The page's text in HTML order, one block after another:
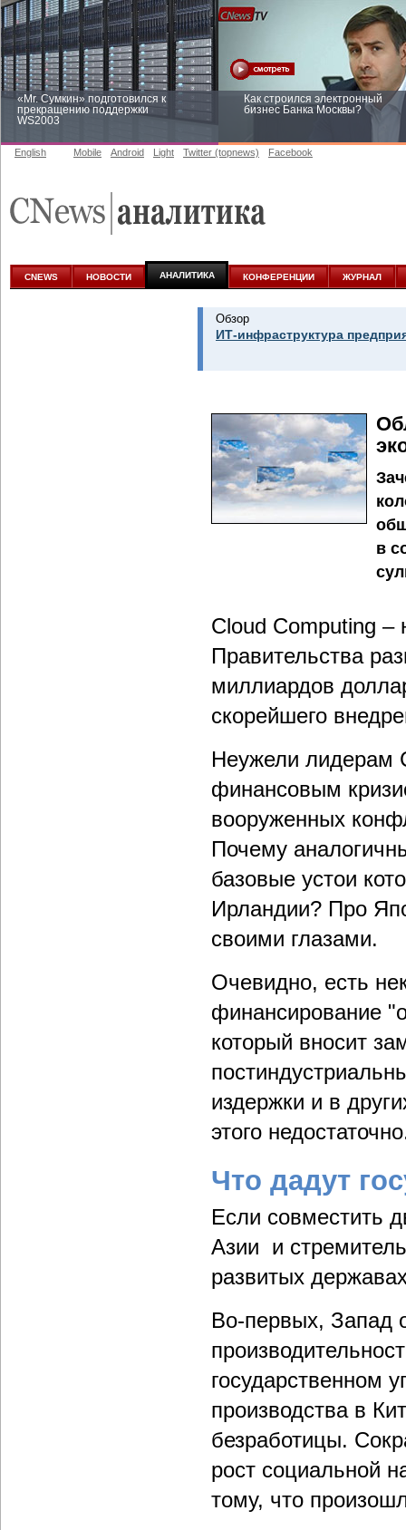
«Mr. Сумкин» подготовился к
прекращению поддержки
WS2003
Как строился электронный
бизнес Банка Москвы?
аналитике
English Mobile Android Light Twitter (topnews) Facebook
CNEWS НОВОСТИ АНАЛИТИКА КОНФЕРЕНЦИИ ЖУРНАЛ
Обзор
ИТ-инфраструктура
в
Cloud Computing –
Правительства
миллиардов
скорейшего
Неужели лидерам
финансовым
вооруженных
Почему
базовые устои
Ирландии? Про
своими глазами.
Очевидно, есть
финансирование
который вносит
издержки и в
этого
Что дадут
Если совместить
Азии и
развитых
Во-первых, Запад
государственном
производства в
безработицы.
рост социальной
тому, что